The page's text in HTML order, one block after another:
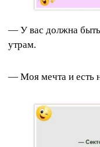
— У вас должна быть
утрам.
— Моя мечта и есть